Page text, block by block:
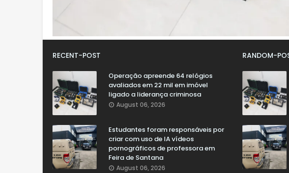
RECENT-POST
Operação apreende 64 relógios
avaliados em 22 mil em imóvel
ligado a liderança criminosa
August 06, 2026
Estudantes foram responsáveis por
criar com uso de IA vídeos
pornográficos de professora em
Feira de Santana
August 06, 2026
RANDOM-